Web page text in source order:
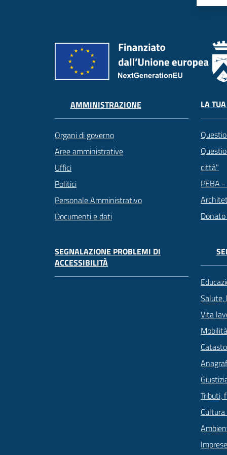
AMMINISTRAZIONE
Organi di governo
Aree amministrative
Uffici
Politici
Personale Amministrativo
Documenti e dati
LA
città"
PEBA
SEGNALAZIONE PROBLEMI DI
ACCESSIBILITÀ
Salute,
Vita
Tributi,